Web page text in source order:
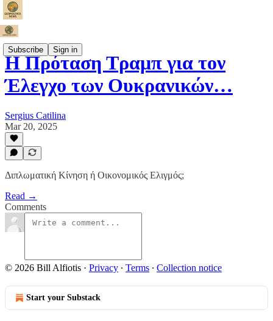
Subscribe Sign in
Η Πρόταση Τραμπ για τον
Έλεγχο των Ουκρανικών…
Sergius Catilina
Mar 20, 2025
Διπλωματική Κίνηση ή Οικονομικός Ελιγμός;
Read →
Comments
© 2026 Bill Alfiotis · Privacy ∙ Terms ∙ Collection notice
Start your Substack